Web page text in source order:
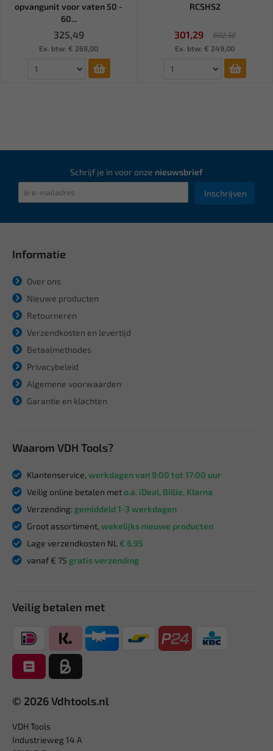
opvangunit voor vaten 50 -
60...
325,49
Ex. btw: € 269,00
RCSHS2
301,29
602,58
Ex. btw: € 249,00
Schrijf je in voor onze nieuwsbrief
Inschrijven
Informatie
Over ons
Nieuwe producten
Retourneren
Verzendkosten en levertijd
Betaalmethodes
Privacybeleid
Algemene voorwaarden
Garantie en klachten
Waarom VDH Tools?
Klantenservice, werkdagen van 9:00 tot 17:00 uur
Veilig online betalen meto.a. iDeal, Billie, Klarna
Verzending: gemiddeld 1-3 werkdagen
Groot assortiment, wekelijks nieuwe producten
Lage verzendkosten NL € 6,95
vanaf € 75 gratis verzending
Veilig betalen met
© 2026 Vdhtools.nl
VDH Tools
Industrieweg 14 A